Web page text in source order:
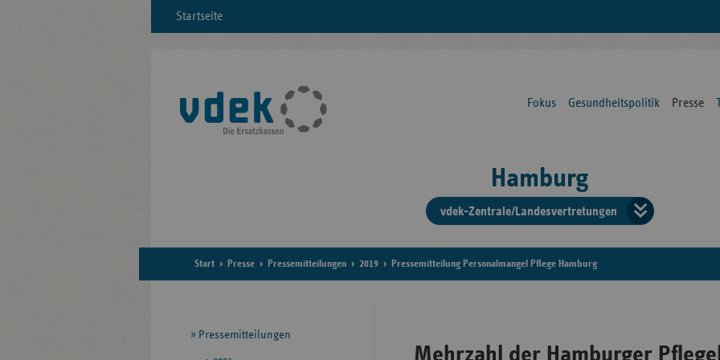
Startseite
Fokus Gesundheitspolitik Presse
Hamburg
vdek-Zentrale/Landesvertretungen
der
Start Presse Pressemitteilungen 2019 Pressemitteilung Personalmangel Pflege Hamburg
Mehrzahl der Hamburger
Seitennavigation
Pressemitteilungen